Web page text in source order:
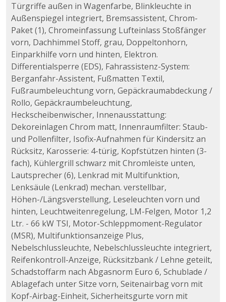
Türgriffe außen in Wagenfarbe, Blinkleuchte in
Außenspiegel integriert, Bremsassistent, Chrom-
Paket (1), Chromeinfassung Lufteinlass Stoßfänger
vorn, Dachhimmel Stoff, grau, Doppeltonhorn,
Einparkhilfe vorn und hinten, Elektron.
Differentialsperre (EDS), Fahrassistenz-System:
Berganfahr-Assistent, Fußmatten Textil,
Fußraumbeleuchtung vorn, Gepäckraumabdeckung /
Rollo, Gepäckraumbeleuchtung,
Heckscheibenwischer, Innenausstattung:
Dekoreinlagen Chrom matt, Innenraumfilter: Staub-
und Pollenfilter, Isofix-Aufnahmen für Kindersitz an
Rücksitz, Karosserie: 4-türig, Kopfstützen hinten (3-
fach), Kühlergrill schwarz mit Chromleiste unten,
Lautsprecher (6), Lenkrad mit Multifunktion,
Lenksäule (Lenkrad) mechan. verstellbar,
Höhen-/Längsverstellung, Leseleuchten vorn und
hinten, Leuchtweitenregelung, LM-Felgen, Motor 1,2
Ltr. - 66 kW TSI, Motor-Schleppmoment-Regulator
(MSR), Multifunktionsanzeige Plus,
Nebelschlussleuchte, Nebelschlussleuchte integriert,
Reifenkontroll-Anzeige, Rücksitzbank / Lehne geteilt,
Schadstoffarm nach Abgasnorm Euro 6, Schublade /
Ablagefach unter Sitze vorn, Seitenairbag vorn mit
Kopf-Airbag-Einheit, Sicherheitsgurte vorn mit